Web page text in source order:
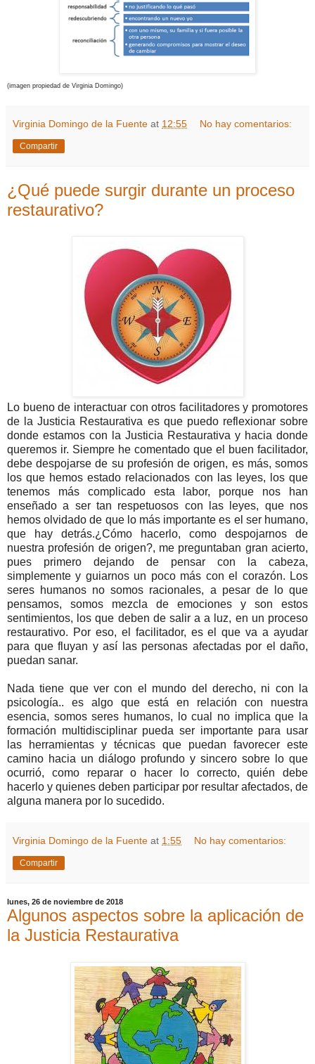
(imagen propiedad de Virginia Domingo)
Virginia Domingo de la Fuente at 12:55 No hay comentarios:
Compartir
¿Qué puede surgir durante un proceso
restaurativo?
Lo bueno de interactuar con otros facilitadores y promotores
de la Justicia Restaurativa es que puedo reflexionar sobre
donde estamos con la Justicia Restaurativa y hacia donde
queremos ir. Siempre he comentado que el buen facilitador,
debe despojarse de su profesión de origen, es más, somos
los que hemos estado relacionados con las leyes, los que
tenemos más complicado esta labor, porque nos han
enseñado a ser tan respetuosos con las leyes, que nos
hemos olvidado de que lo más importante es el ser humano,
que hay detrás.¿Cómo hacerlo, como despojarnos de
nuestra profesión de origen?, me preguntaban gran acierto,
pues primero dejando de pensar con la cabeza,
simplemente y guiarnos un poco más con el corazón. Los
seres humanos no somos racionales, a pesar de lo que
pensamos, somos mezcla de emociones y son estos
sentimientos, los que deben de salir a a luz, en un proceso
restaurativo. Por eso, el facilitador, es el que va a ayudar
para que fluyan y así las personas afectadas por el daño,
puedan sanar.
Nada tiene que ver con el mundo del derecho, ni con la
psicología.. es algo que está en relación con nuestra
esencia, somos seres humanos, lo cual no implica que la
formación multidisciplinar pueda ser importante para usar
las herramientas y técnicas que puedan favorecer este
camino hacia un diálogo profundo y sincero sobre lo que
ocurrió, como reparar o hacer lo correcto, quién debe
hacerlo y quienes deben participar por resultar afectados, de
alguna manera por lo sucedido.
Virginia Domingo de la Fuente at 1:55 No hay comentarios:
Compartir
lunes, 26 de noviembre de 2018
Algunos aspectos sobre la aplicación de
la Justicia Restaurativa